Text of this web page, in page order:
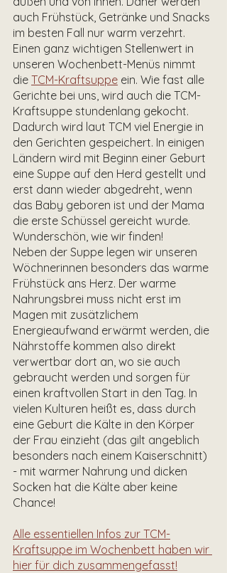
auch Frühstück, Getränke und Snacks
im besten Fall nur warm verzehrt.
Einen ganz wichtigen Stellenwert in
unseren Wochenbett-Menüs nimmt
die TCM-Kraftsuppe ein. Wie fast alle
Gerichte bei uns, wird auch die TCM-
Kraftsuppe stundenlang gekocht.
Dadurch wird laut TCM viel Energie in
den Gerichten gespeichert. In einigen
Ländern wird mit Beginn einer Geburt
eine Suppe auf den Herd gestellt und
erst dann wieder abgedreht, wenn
das Baby geboren ist und der Mama
die erste Schüssel gereicht wurde.
Wunderschön, wie wir finden!
Neben der Suppe legen wir unseren
Wöchnerinnen besonders das warme
Frühstück ans Herz. Der warme
Nahrungsbrei muss nicht erst im
Magen mit zusätzlichem
Energieaufwand erwärmt werden, die
Nährstoffe kommen also direkt
verwertbar dort an, wo sie auch
gebraucht werden und sorgen für
einen kraftvollen Start in den Tag. In
vielen Kulturen heißt es, dass durch
eine Geburt die Kälte in den Körper
der Frau einzieht (das gilt angeblich
besonders nach einem Kaiserschnitt)
- mit warmer Nahrung und dicken
Socken hat die Kälte aber keine
Chance!
Alle essentiellen Infos zur TCM-
Kraftsuppe im Wochenbett haben wir
hier für dich zusammengefasst!